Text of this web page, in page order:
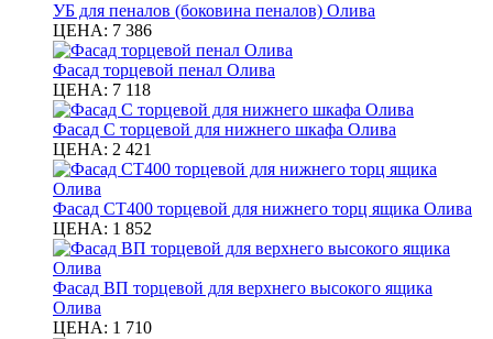
УБ для пеналов (боковина пеналов) Олива
ЦЕНА: 7 386
Фасад торцевой пенал Олива
ЦЕНА: 7 118
Фасад С торцевой для нижнего шкафа Олива
ЦЕНА: 2 421
Фасад СТ400 торцевой для нижнего торц ящика Олива
ЦЕНА: 1 852
Фасад ВП торцевой для верхнего высокого ящика
Олива
ЦЕНА: 1 710